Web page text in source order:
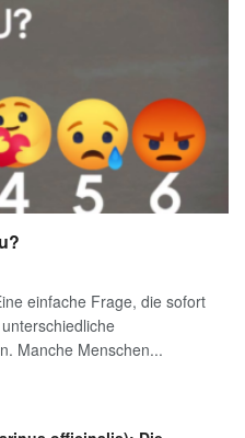
einfache Frage, die sofort
Manche Menschen...